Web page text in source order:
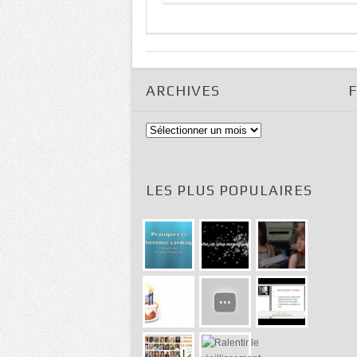
ARCHIVES
Archives
LES PLUS POPULAIRES